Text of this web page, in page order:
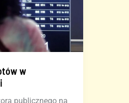
w
publicznego na